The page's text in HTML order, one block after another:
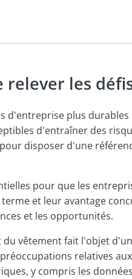
relever les
d'entreprise plus
d'entraîner des
disposer d'une
pour que les
et leur avantage
et les opportunités.
vêtement fait l'objet
relatives
y compris les